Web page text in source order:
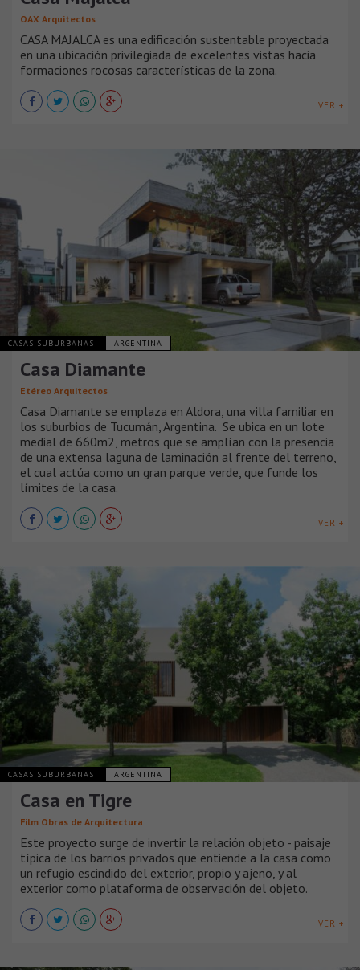
OAX Arquitectos
CASA MAJALCA es una edificación sustentable proyectada
en una ubicación privilegiada de excelentes vistas hacia
formaciones rocosas características de la zona.
VER +
CASAS SUBURBANAS ARGENTINA
Casa Diamante
Etéreo Arquitectos
Casa Diamante se emplaza en Aldora, una villa familiar en
los suburbios de Tucumán, Argentina. Se ubica en un lote
medial de 660m2, metros que se amplían con la presencia
de una extensa laguna de laminación al frente del terreno,
el cual actúa como un gran parque verde, que funde los
límites de la casa.
VER +
CASAS SUBURBANAS ARGENTINA
Casa en Tigre
Film Obras de Arquitectura
Este proyecto surge de invertir la relación objeto - paisaje
típica de los barrios privados que entiende a la casa como
un refugio escindido del exterior, propio y ajeno, y al
exterior como plataforma de observación del objeto.
VER +